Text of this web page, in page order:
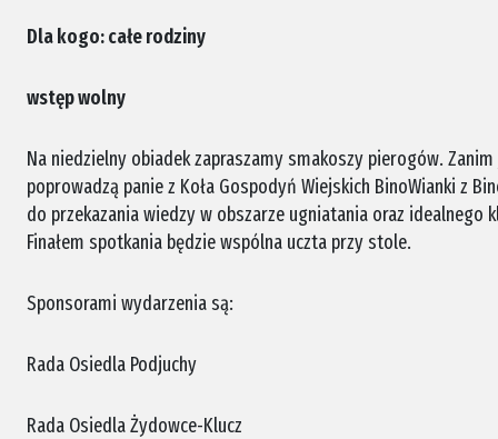
Dla kogo: całe rodziny
wstęp wolny
Na niedzielny obiadek zapraszamy smakoszy pierogów.
poprowadzą panie z Koła Gospodyń Wiejskich BinoWianki z
do przekazania wiedzy w obszarze ugniatania oraz idealnego
Finałem spotkania będzie wspólna uczta przy stole.
Sponsorami wydarzenia są:
Rada Osiedla Podjuchy
Rada Osiedla Żydowce-Klucz